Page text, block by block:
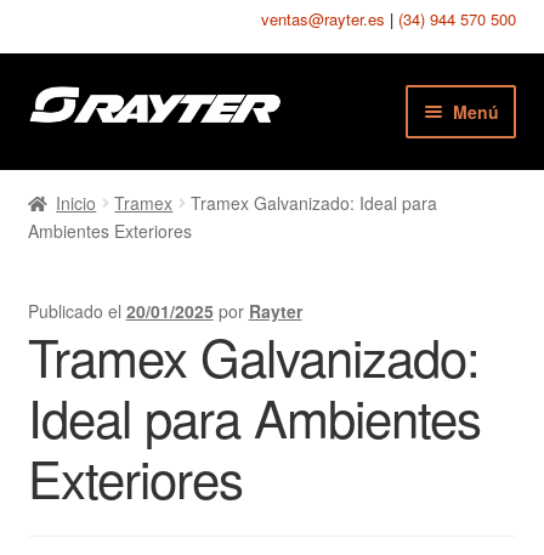
ventas@rayter.es | (34) 944 570 500
Ir
a
navegación
Ir
al
Menú
Chapas Perforadas
Chapas Estampadas
Chapas Seguridad
Chapas Texturadas
Telas Metálicas
Mallas Soldadas
Inicio Tramex
Tramex Galvanizado: Ideal para
Ambientes Exteriores
Publicado el 20/01/2025 por Rayter
Tramex Galvanizado:
Ideal para Ambientes
Exteriores